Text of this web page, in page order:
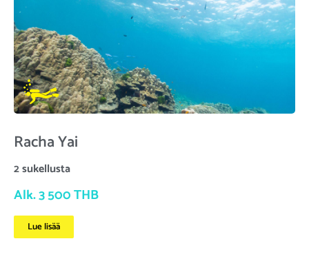
Racha Yai
2 sukellusta
Alk. 3 500 THB
Lue lisää